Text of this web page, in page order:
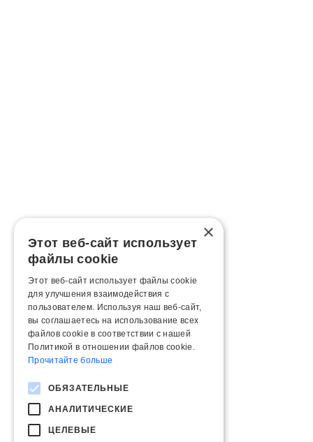
×
Этот веб-сайт использует
файлы cookie
Этот веб-сайт использует файлы cookie
для улучшения взаимодействия с
пользователем. Используя наш веб-сайт,
вы соглашаетесь на использование всех
файлов cookie в соответствии с нашей
Политикой в ​​отношении файлов cookie.
Прочитайте больше
ОБЯЗАТЕЛЬНЫЕ
АНАЛИТИЧЕСКИЕ
ЦЕЛЕВЫЕ